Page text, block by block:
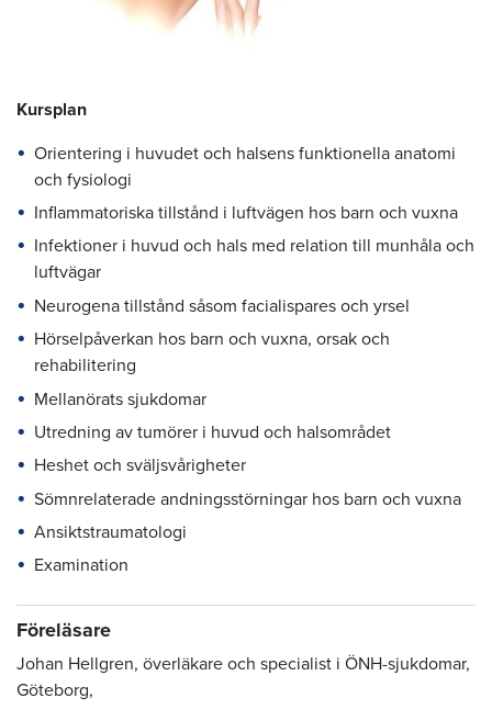
Kursplan
Orientering i huvudet och halsens funktionella anatomi
och fysiologi
Inflammatoriska tillstånd i luftvägen hos barn och vuxna
Infektioner i huvud och hals med relation till munhåla och
luftvägar
Neurogena tillstånd såsom facialispares och yrsel
Hörselpåverkan hos barn och vuxna, orsak och
rehabilitering
Mellanörats sjukdomar
Utredning av tumörer i huvud och halsområdet
Heshet och sväljsvårigheter
Sömnrelaterade andningsstörningar hos barn och vuxna
Ansiktstraumatologi
Examination
Föreläsare
Johan Hellgren, överläkare och specialist i ÖNH-sjukdomar,
Göteborg,